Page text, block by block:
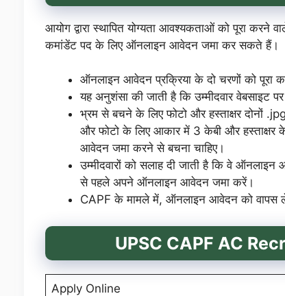
आयोग द्वारा स्थापित योग्यता आवश्यकताओं को पूरा
कमांडेंट पद के लिए ऑनलाइन आवेदन जमा कर सकते हैं।
ऑनलाइन आवेदन प्रक्रिया के दो चरणों को पूरा
यह अनुशंसा की जाती है कि उम्मीदवार
भ्रम से बचने के लिए फोटो और हस्ताक्षर दोनों
और फोटो के लिए आकार में 3 केबी और हस्ताक्षर के
आवेदन जमा करने से बचना चाहिए।
उम्मीदवारों को सलाह दी जाती है कि वे
से पहले अपने ऑनलाइन आवेदन जमा करें।
CAPF के मामले में, ऑनलाइन आवेदन को वापस
UPSC CAPF AC
Apply Online